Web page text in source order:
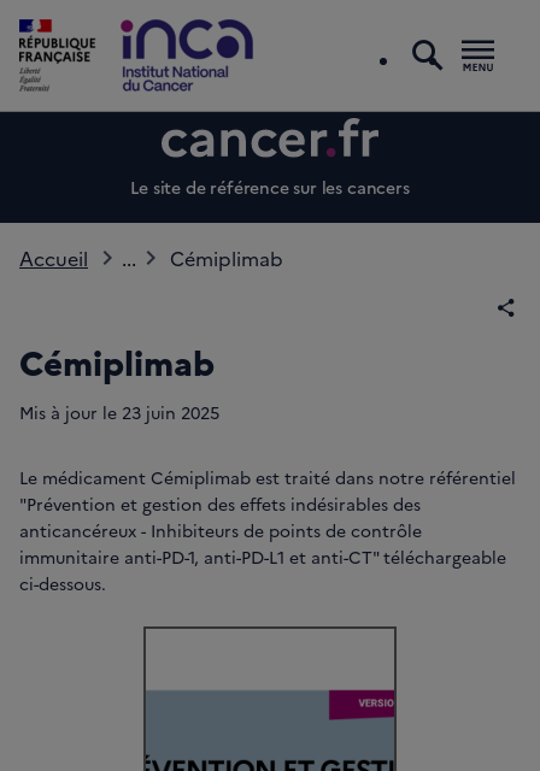
Le site de référence sur les cancers
Accueil ... Cémiplimab
Cémiplimab
Mis à jour le 23 juin 2025
Le médicament Cémiplimab est traité dans notre référentiel
"Prévention et gestion des effets indésirables des
anticancéreux - Inhibiteurs de points de contrôle
immunitaire anti-PD-1, anti-PD-L1 et anti-CT" téléchargeable
ci-dessous.